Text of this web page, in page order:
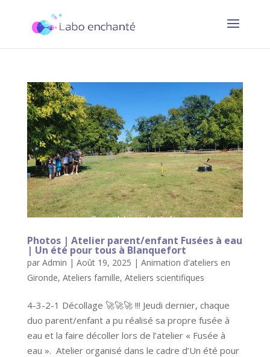
Photos | Atelier parent/enfant Fusées à eau
| Un été pour tous à Blanquefort
par Admin | Août 19, 2025 | Animation d'ateliers en
Gironde, Ateliers famille, Ateliers scientifiques
4-3-2-1 Décollage 🚀🚀🚀 !!! Jeudi dernier, chaque
duo parent/enfant a pu réalisé sa propre fusée à
eau et la faire décoller lors de l’atelier « Fusée à
eau ». Atelier organisé dans le cadre d’Un été pour